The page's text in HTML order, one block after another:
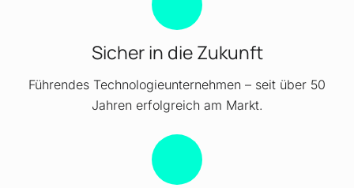
Sicher in die Zukunft
Führendes Technologieunternehmen – seit über 50
Jahren erfolgreich am Markt.